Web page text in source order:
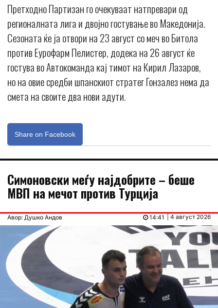
Претходно Партизан го очекуваат натпревари од
регионалната лига и двојно гостување во Македонија.
Сезоната ќе ја отвори на 23 август со меч во Битола
против Еурофарм Пелистер, додека на 26 август ќе
гостува во Автокоманда кај тимот на Кирил Лазаров,
но на овие средби шпанскиот стратег Гонзалез нема да
смета на своите два нови адути.
Share on Facebook
Симоновски меѓу најдобрите – беше
МВП на мечот против Турција
Авор: Душко Андов | 4 август 2026
14:41